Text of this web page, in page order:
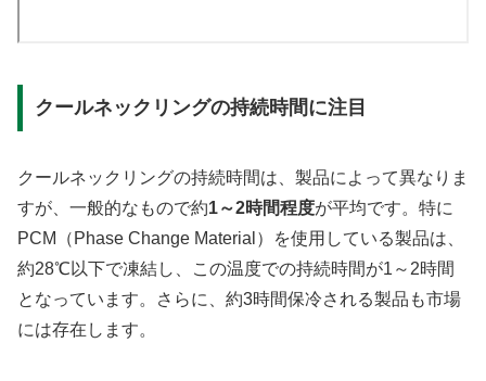
クールネックリングの持続時間に注目
クールネックリングの持続時間は、製品によって異なりま
すが、一般的なもので約1～2時間程度が平均です。特に
PCM（Phase Change Material）を使用している製品は、
約28℃以下で凍結し、この温度での持続時間が1～2時間
となっています。さらに、約3時間保冷される製品も市場
には存在します。